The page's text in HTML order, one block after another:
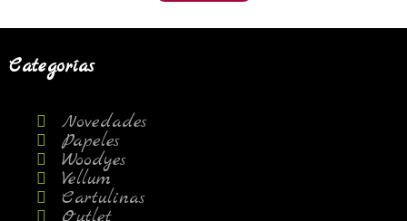
Categorías
Novedades
Papeles
Woodyes
Vellum
Cartulinas